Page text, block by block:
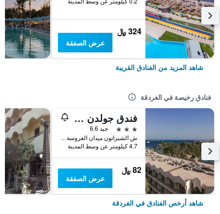
324 ﷼
عرض الصفقة
شاهد المزيد من الفنادق القريبة
فنادق رخيصة في الغردقة
فندق جولدن روز
3 نجوم
جيد 6.6
ش الشيراتون ميدان العروسة سقالة, الغردقة, مصر
4.7 كيلومتر عن وسط المدينة
82 ﷼
عرض الصفقة
شاهد أرخص الفنادق في الغردقة